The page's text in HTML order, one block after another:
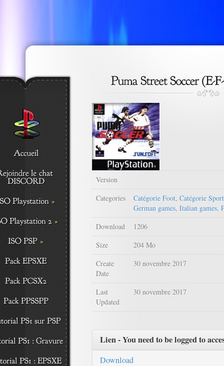
Version
Categories
Catégorie Foot, Catégorie
German games, Italian games,
Download
1206
Size
204 Mo
Create
Date
30 novembre 2017
Last
Updated
30 novembre 2017
Lien - You need to be logged to
Download